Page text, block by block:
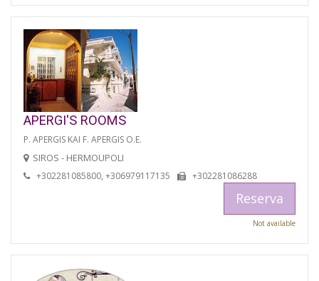
APERGI'S ROOMS
P. APERGIS KAI F. APERGIS O.E.
SIROS - HERMOUPOLI
+302281085800, +306979117135 +302281086288
Reserva
Not available